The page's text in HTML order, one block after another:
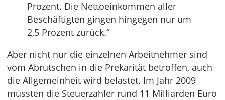
Prozent. Die Nettoeinkommen aller
Beschäftigten gingen hingegen nur um
2,5 Prozent zurück.“
Aber nicht nur die einzelnen Arbeitnehmer sind
vom Abrutschen in die Prekarität betroffen, auch
die Allgemeinheit wird belastet. Im Jahr 2009
mussten die Steuerzahler rund 11 Milliarden Euro